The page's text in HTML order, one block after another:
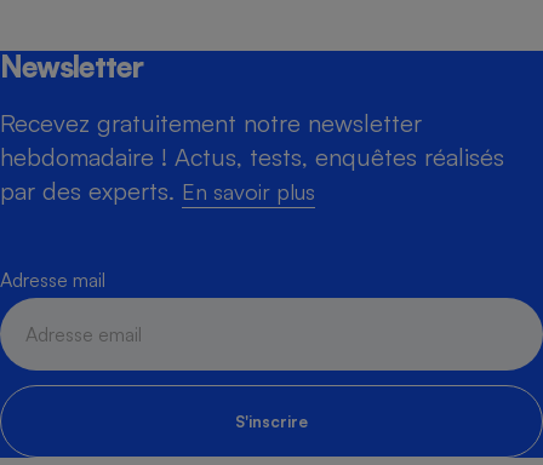
Newsletter
Recevez gratuitement notre newsletter
hebdomadaire ! Actus, tests, enquêtes réalisés
par des experts. En savoir plus
Adresse mail
S'inscrire